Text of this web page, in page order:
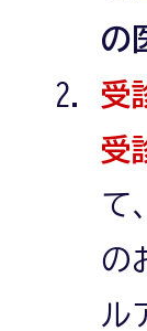
の
受
受
て
の
ル